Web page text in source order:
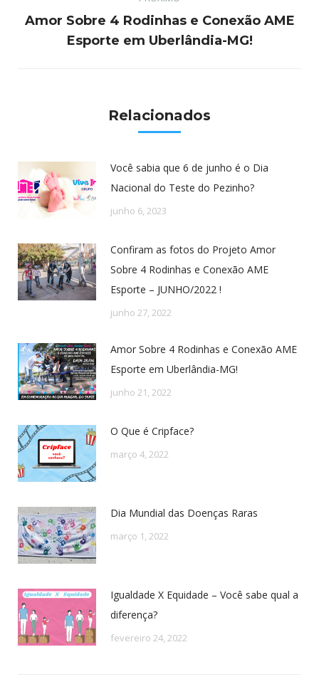
Próximo
post:
Amor Sobre 4 Rodinhas e Conexão AME
Esporte em Uberlândia-MG!
Relacionados
Você sabia que 6 de junho é o Dia
Nacional do Teste do Pezinho?
junho 6, 2023
Confiram as fotos do Projeto Amor
Sobre 4 Rodinhas e Conexão AME
Esporte – JUNHO/2022 !
junho 27, 2022
Amor Sobre 4 Rodinhas e Conexão AME
Esporte em Uberlândia-MG!
junho 21, 2022
O Que é Cripface?
março 4, 2022
Dia Mundial das Doenças Raras
março 1, 2022
Igualdade X Equidade – Você sabe qual a
diferença?
fevereiro 24, 2022